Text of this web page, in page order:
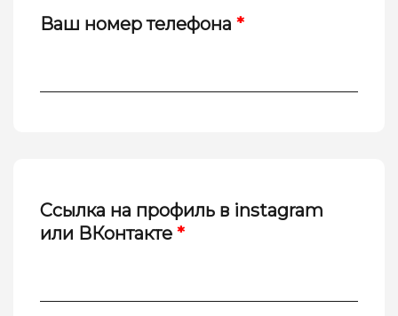
Ваш номер телефона *
Ссылка на профиль в instagram
или ВКонтакте *